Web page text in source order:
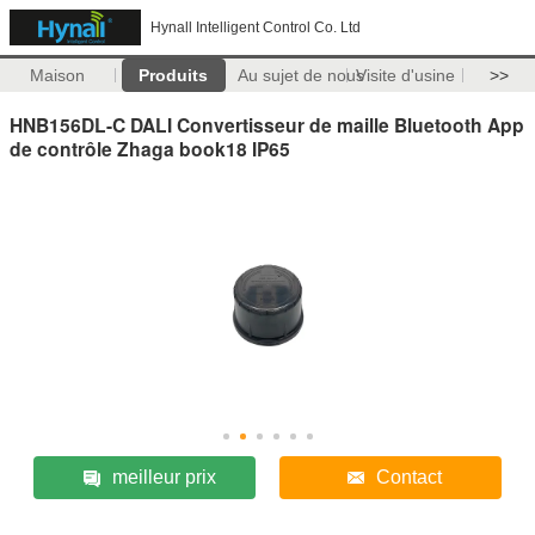
Hynall Intelligent Control Co. Ltd
Maison Produits Au sujet de nousVisite d'usine >>
HNB156DL-C DALI Convertisseur de maille Bluetooth App
de contrôle Zhaga book18 IP65
meilleur prix Contact